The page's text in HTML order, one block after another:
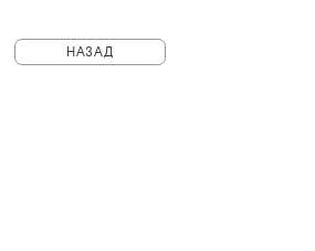
НАЗАД